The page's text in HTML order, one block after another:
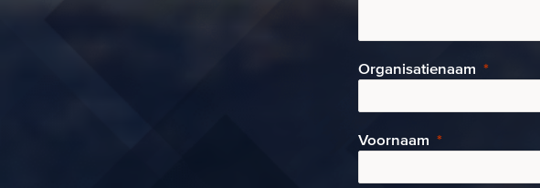
Organisatienaam
Voornaam